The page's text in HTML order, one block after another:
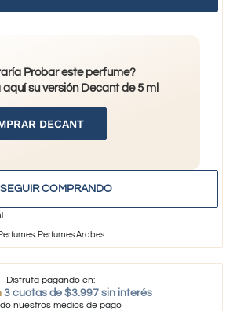
Probar este perfume?
su versión Decant de 5 ml
DECANT
SEGUIR COMPRANDO
, Perfumes Árabes
Disfruta pagando en:
3 cuotas de $3.997 sin interés
nuestros medios de pago